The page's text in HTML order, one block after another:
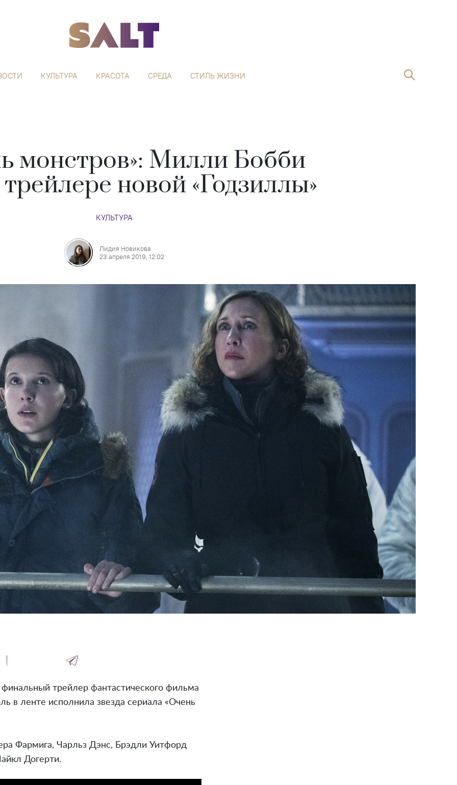
КУЛЬТУРА КРАСОТА СРЕДА СТИЛЬ ЖИЗНИ
монстров»: Милли Бобби
новой «Годзиллы»
КУЛЬТУРА
Лидия Новикова
23 апреля 2019, 12:02
трейлер фантастического фильма
в ленте исполнила звезда сериала «Очень
Фармига, Чарльз Дэнс, Брэдли Уитфорд
Догерти.